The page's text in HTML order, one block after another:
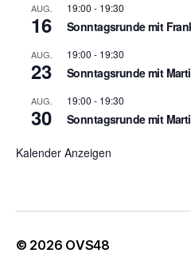
AUG.
16
19:00 - 19:30
Sonntagsrunde mit
AUG.
23
19:00 - 19:30
Sonntagsrunde mit
AUG.
30
19:00 - 19:30
Sonntagsrunde mit
Kalender Anzeigen
© 2026 OVS48